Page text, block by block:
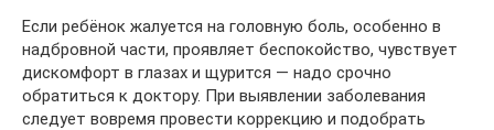
Если ребёнок жалуется на головную боль, особенно в
надбровной части, проявляет беспокойство, чувствует
дискомфорт в глазах и щурится — надо срочно
обратиться к доктору. При выявлении заболевания
следует вовремя провести коррекцию и подобрать